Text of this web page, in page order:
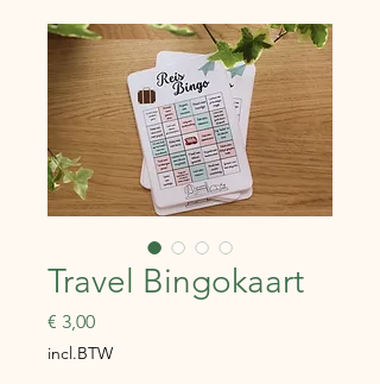
Travel Bingokaart
€ 3,00Prijs
incl.BTW